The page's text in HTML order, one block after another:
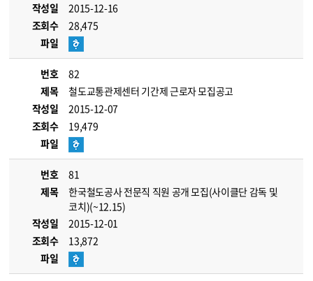
작성일
2015-12-16
조회수
28,475
파일
번호
82
제목
철도교통관제센터 기간제 근로자 모집공고
작성일
2015-12-07
조회수
19,479
파일
번호
81
제목
한국철도공사 전문직 직원 공개 모집(사이클단 감독 및
코치)(~12.15)
작성일
2015-12-01
조회수
13,872
파일